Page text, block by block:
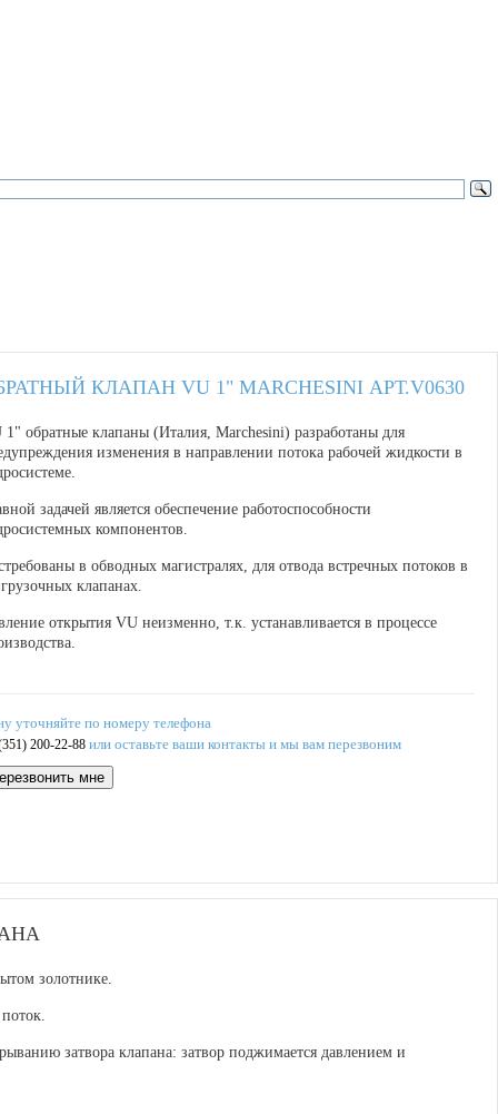
КЛАПАН VU 1" MARCHESINI АРТ.V0630
1" обратные клапаны (Италия, Marchesini) разработаны для
изменения в направлении потока рабочей жидкости в
задачей является обеспечение работоспособности
компонентов.
в обводных магистралях, для отвода встречных потоков в
клапанах.
открытия VU неизменно, т.к. устанавливается в процессе
уточняйте по номеру телефона
200-22-88 или оставьте ваши контакты и мы вам перезвоним
мне
золотнике.
затвора клапана: затвор поджимается давлением и